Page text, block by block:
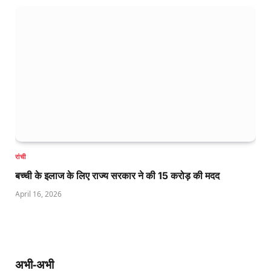
रांची
बच्ची के इलाज के लिए राज्य सरकार ने की 15 करोड़ की मदद
April 16, 2026
अभी-अभी